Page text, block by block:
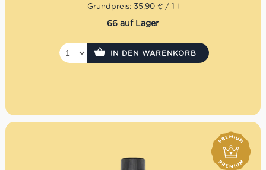
authentische Spezialitäten aus Ligurien wie Pesto,
Mengenrabatt: erhalte beim Kauf von 3 nativen
Grundpreis: 35,90 € / 1 l
66 auf Lager
IN DEN WARENKORB